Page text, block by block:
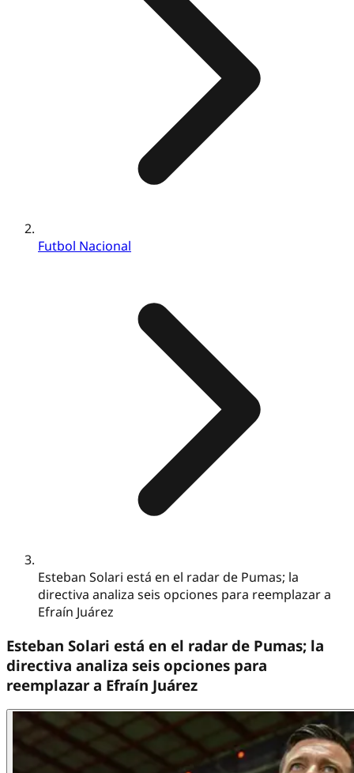
Futbol Nacional
Esteban Solari está en el radar de Pumas; la
directiva analiza seis opciones para reemplazar a
Efraín Juárez
Esteban Solari está en el radar de Pumas; la
directiva analiza seis opciones para
reemplazar a Efraín Juárez